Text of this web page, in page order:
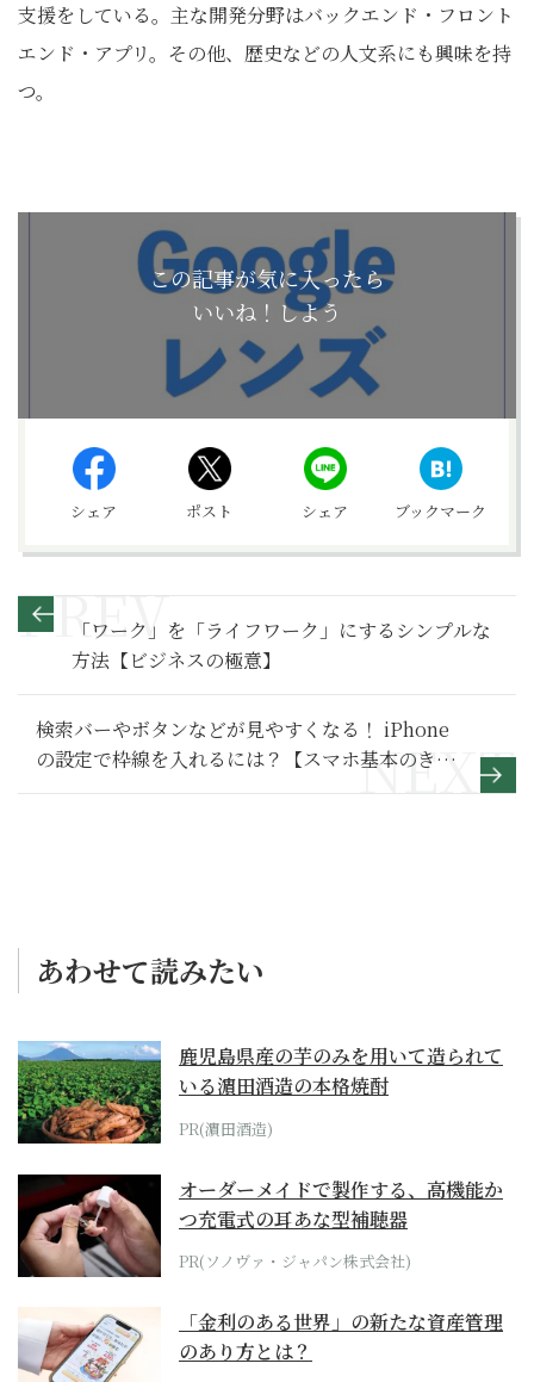
支援をしている。主な開発分野はバックエンド・フロント
エンド・アプリ。その他、歴史などの人文系にも興味を持
つ。
この記事が気に入ったら
いいね！しよう
シェア ポスト シェア ブックマーク
「ワーク」を「ライフワーク」にするシンプルな
方法【ビジネスの極意】
検索バーやボタンなどが見やすくなる！ iPhone
の設定で枠線を入れるには？【スマホ基本のき
第180回】
あわせて読みたい
鹿児島県産の芋のみを用いて造られて
いる濵田酒造の本格焼酎
PR(濵田酒造)
オーダーメイドで製作する、高機能か
つ充電式の耳あな型補聴器
PR(ソノヴァ・ジャパン株式会社)
「金利のある世界」の新たな資産管理
のあり方とは？